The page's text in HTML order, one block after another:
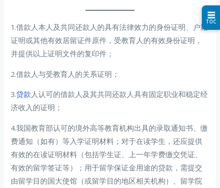
1.借款人本人及共同还款人的具有法律效力的身份证明、户籍
证明或其他有效居留证件原件，受教育人的有效身份证明，
并提供以上证明文件的复印件；
2.借款人与受教育人的关系证明；
3.贷款人认可的借款人及其共同还款人具有固定职业和稳定经
济收入的证明；
4.我国教育部认可的境外高等教育机构出具的录取通知书、缴
费通知（如有）等入学证明材料；对于在读学生，还应提供
有效的在读证明材料（包括学生证、上一年学费缴交凭证、
有效的留学签证等）；用于留学保证金用途的贷款，需提交
由留学目的国大使馆（或留学目的地区相关机构）、留学院
☰
TOC